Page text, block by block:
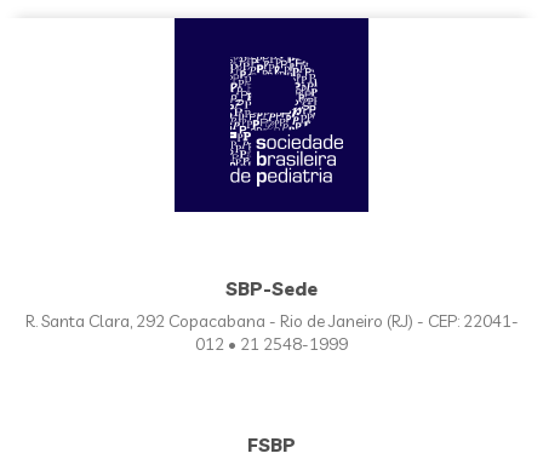
SBP-Sede
R. Santa Clara, 292 Copacabana - Rio de Janeiro (RJ) - CEP: 22041-
012 • 21 2548-1999
FSBP